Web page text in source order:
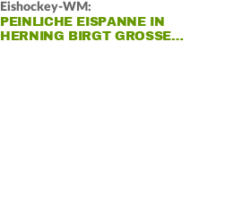
Eishockey-WM:
PEINLICHE EISPANNE IN
HERNING BIRGT GROSSE…